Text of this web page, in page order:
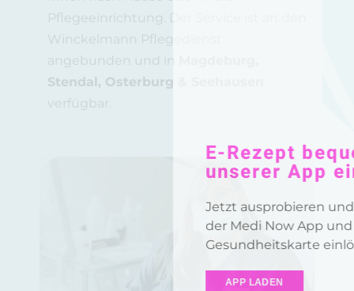
Pflegeeinrichtung. Der Service ist an den
Winckelmann Pflegedienst
angebunden und in
Stendal, Osterburg & Seehausen
verfügbar.
E-Rezept bequem in
unserer App einlösen!
Jetzt ausprobieren und Ihr Rezept mit
der Medi Now App und Ihrer
Gesundheitskarte einlösen.